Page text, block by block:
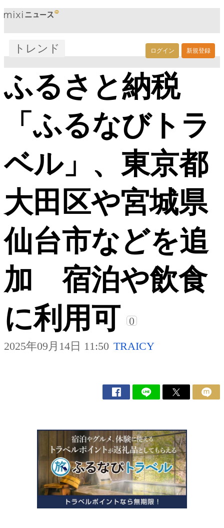
ログイン 新規登録
トレンド
ふるさと納税
「ふるなびトラ
ベル」、東京都
大田区や宮城県
仙台市などを追
加 宿泊や飲食
に利用可
0
2025年09月14日 11:50 TRAICY